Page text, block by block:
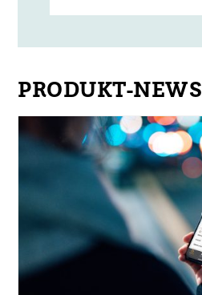
PRODUKT-NEWS